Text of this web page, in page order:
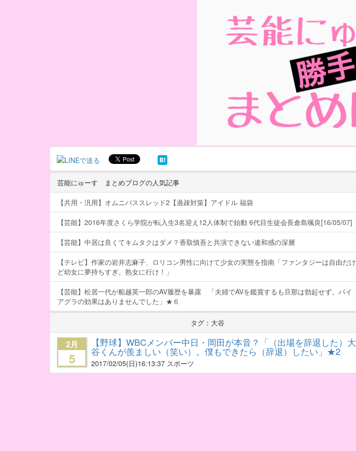
芸能にゅーす まとめブログの人気記事
【共用・汎用】オムニバススレッド2【過疎対策】アイドル 福袋
【芸能】2016年度さくら学院が転入生3名迎え12人体制で始動 6代目生徒会長倉島颯良[16/05/07]
【芸能】中居は良くてキムタクはダメ？香取慎吾と共演できない違和感の深層
【テレビ】作家の岩井志麻子、ロリコン男性に向けて少女の実態を指南「ファンタジーは自由だけ
ど幼女に夢持ちすぎ。熟女に行け！」
【芸能】松居一代が船越英一郎のAV履歴を暴露 「夫婦でAVを鑑賞するも旦那は勃起せず。バイ
アグラの効果はありませんでした」★６
タグ：大谷
2月
5
【野球】WBCメンバー中日・岡田が本音？「（出場を辞退した）大
谷くんが羨ましい（笑い）。僕もできたら（辞退）したい」★2
2017/02/05(日)16:13:37 スポーツ